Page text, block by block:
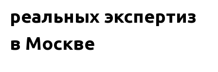
реальных экспертиз
в Москве